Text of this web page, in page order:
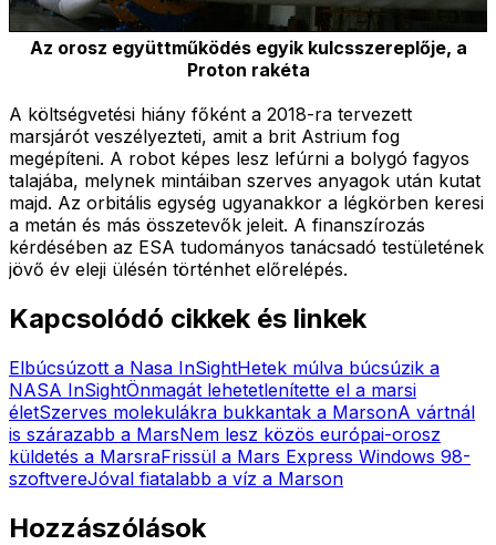
Az orosz együttműködés egyik kulcsszereplője, a
Proton rakéta
A költségvetési hiány főként a 2018-ra tervezett
marsjárót veszélyezteti, amit a brit Astrium fog
megépíteni. A robot képes lesz lefúrni a bolygó fagyos
talajába, melynek mintáiban szerves anyagok után kutat
majd. Az orbitális egység ugyanakkor a légkörben keresi
a metán és más összetevők jeleit. A finanszírozás
kérdésében az ESA tudományos tanácsadó testületének
jövő év eleji ülésén történhet előrelépés.
Kapcsolódó cikkek és linkek
Elbúcsúzott a Nasa InSightHetek múlva búcsúzik a
NASA InSightÖnmagát lehetetlenítette el a marsi
életSzerves molekulákra bukkantak a MarsonA vártnál
is szárazabb a MarsNem lesz közös európai-orosz
küldetés a MarsraFrissül a Mars Express Windows 98-
szoftvereJóval fiatalabb a víz a Marson
Hozzászólások